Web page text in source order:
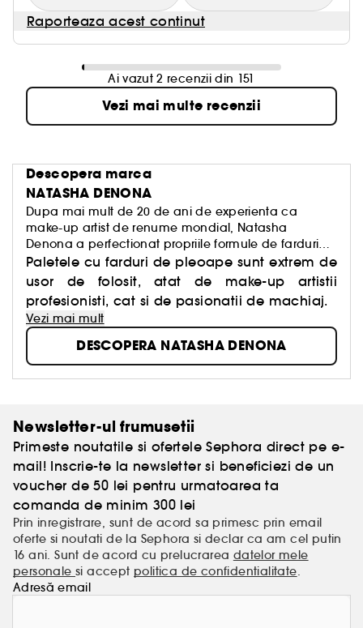
Raporteaza acest continut
Ai vazut 2 recenzii din 151
Vezi mai multe recenzii
Descopera marca
NATASHA DENONA
Dupa mai mult de 20 de ani de experienta ca
make-up artist de renume mondial, Natasha
Denona a perfectionat propriile formule de farduri
de pleoape. Deoarece fardurile de pleoape
Natasha Denona sunt create din ingrediente bogate
si pigmenti intensi, au devenit rapid produse de
machiaj iconice in S.U.A., in Asia si in Australia.
Paletele cu farduri de pleoape sunt extrem de
usor de folosit, atat de make-up artistii
profesionisti, cat si de pasionatii de machiaj.
Vezi mai mult
DESCOPERA NATASHA DENONA
Newsletter-ul frumusetii
Primeste noutatile si ofertele Sephora direct pe e-
mail! Inscrie-te la newsletter si beneficiezi de un
voucher de 50 lei pentru urmatoarea ta
comanda de minim 300 lei
Prin inregistrare, sunt de acord sa primesc prin email
oferte si noutati de la Sephora si declar ca am cel putin
16 ani. Sunt de acord cu prelucrarea datelor mele
personalesi accept politica de confidentialitate.
Adresă email